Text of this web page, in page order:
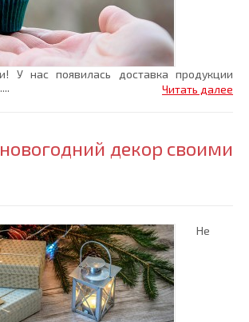
У нас появилась доставка продукции
Читать далее
декор своими
Не